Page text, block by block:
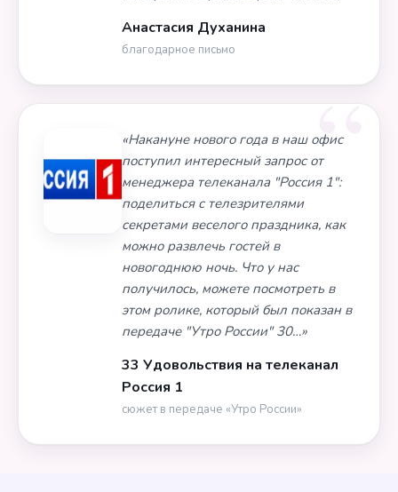
Анастасия Духанина
благодарное письмо
«Накануне нового года в наш офис
поступил интересный запрос от
менеджера телеканала "Россия 1":
поделиться с телезрителями
секретами веселого праздника, как
можно развлечь гостей в
новогоднюю ночь. Что у нас
получилось, можете посмотреть в
этом ролике, который был показан в
передаче "Утро России" 30…»
33 Удовольствия на телеканал
Россия 1
сюжет в передаче «Утро России»